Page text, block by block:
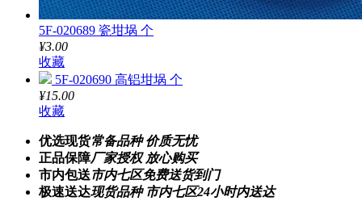
5F-020689 瓷坩埚 个
¥3.00
收藏
5F-020690 高铝坩埚 个
¥15.00
收藏
优选现货常备品种 价质无忧
正品保障厂家授权 放心购买
市内包送市内七区免费送货到门
极速送达现货品种 市内七区24小时内送达